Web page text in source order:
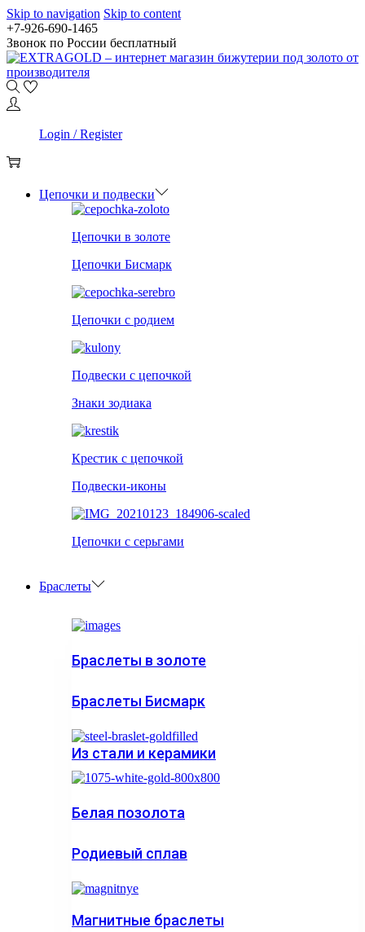
Skip to navigation Skip to content
+7-926-690-1465
Звонок по России бесплатный
Login / Register
Цепочки и подвески
Цепочки в золоте
Цепочки Бисмарк
Цепочки с родием
Подвески с цепочкой
Знаки зодиака
Крестик с цепочкой
Подвески-иконы
Цепочки с серьгами
Браслеты
Браслеты в золоте
Браслеты Бисмарк
Из стали и керамики
Белая позолота
Родиевый сплав
Магнитные браслеты